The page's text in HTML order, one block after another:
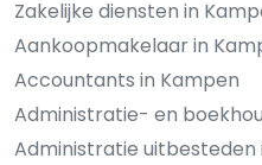
Zakelijke diensten in
Aankoopmakelaar in
Accountants in Kampen
Administratie- en
Administratie uitbesteden